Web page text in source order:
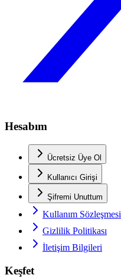
Hesabım
Ücretsiz Üye Ol
Kullanıcı Girişi
Şifremi Unuttum
Kullanım Sözleşmesi
Gizlilik Politikası
İletişim Bilgileri
Keşfet